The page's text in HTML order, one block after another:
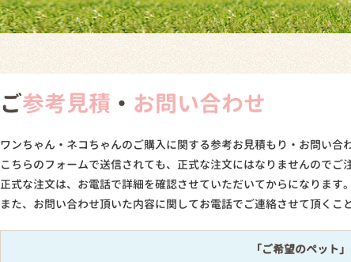
ご参考見積 ・ お問い合わせ
ワンちゃん・ネコちゃんのご購入に関する参考お見積もり・お問い合
こちらのフォームで送信されても、正式な注文にはなりませんのでご
正式な注文は、お電話で詳細を確認させていただいてからになります
また、お問い合わせ頂いた内容に関してお電話でご連絡させて頂く
「ご希望のペット」